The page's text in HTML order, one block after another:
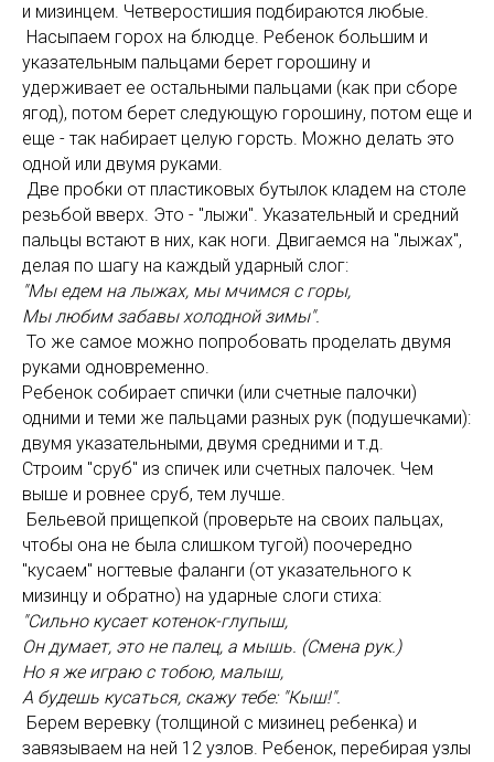
и мизинцем. Четверостишия подбираются любые.
Насыпаем горох на блюдце. Ребенок большим и
указательным пальцами берет горошину и
удерживает ее остальными пальцами (как при сборе
ягод), потом берет следующую горошину, потом еще и
еще - так набирает целую горсть. Можно делать это
одной или двумя руками.
Две пробки от пластиковых бутылок кладем на столе
резьбой вверх. Это - "лыжи". Указательный и средний
пальцы встают в них, как ноги. Двигаемся на "лыжах",
делая по шагу на каждый ударный слог:
"Мы едем на лыжах, мы мчимся с горы,
Мы любим забавы холодной зимы".
То же самое можно попробовать проделать двумя
руками одновременно.
Ребенок собирает спички (или счетные палочки)
одними и теми же пальцами разных рук (подушечками):
двумя указательными, двумя средними и т.д.
Строим "сруб" из спичек или счетных палочек. Чем
выше и ровнее сруб, тем лучше.
Бельевой прищепкой (проверьте на своих пальцах,
чтобы она не была слишком тугой) поочередно
"кусаем" ногтевые фаланги (от указательного к
мизинцу и обратно) на ударные слоги стиха:
"Сильно кусает котенок-глупыш,
Он думает, это не палец, а мышь. (Смена рук.)
Но я же играю с тобою, малыш,
А будешь кусаться, скажу тебе: "Кыш!".
Берем веревку (толщиной с мизинец ребенка) и
завязываем на ней 12 узлов. Ребенок, перебирая узлы